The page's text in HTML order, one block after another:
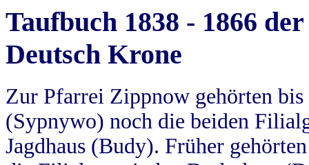
Taufbuch 1838 - 1866
Deutsch Krone
Zur Pfarrei Zippnow gehörten
(Sypnywo) noch die beiden
Jagdhaus (Budy). Früher